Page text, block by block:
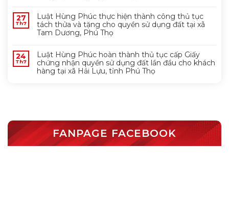
27
Th7
Luật Hùng Phúc thực hiện thành công thủ tục
tách thửa và tặng cho quyền sử dụng đất tại xã
Tam Dương, Phú Thọ
24
Th7
Luật Hùng Phúc hoàn thành thủ tục cấp Giấy
chứng nhận quyền sử dụng đất lần đầu cho khách
hàng tại xã Hải Lựu, tỉnh Phú Thọ
FANPAGE FACEBOOK